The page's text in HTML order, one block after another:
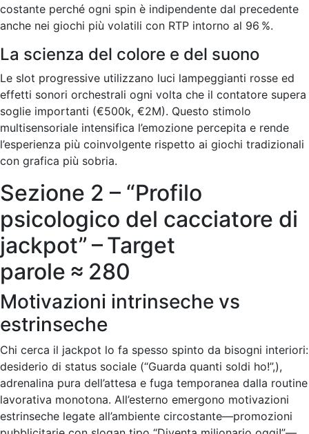
costante perché ogni spin è indipendente dal precedente
anche nei giochi più volatili con RTP intorno al 96 %.
La scienza del colore e del suono
Le slot progressive utilizzano luci lampeggianti rosse ed
effetti sonori orchestrali ogni volta che il contatore supera
soglie importanti (€500k, €2M). Questo stimolo
multisensoriale intensifica l’emozione percepita e rende
l’esperienza più coinvolgente rispetto ai giochi tradizionali
con grafica più sobria.
Sezione 2 – “Profilo
psicologico del cacciatore di
jackpot” – Target
parole ≈ 280
Motivazioni intrinseche vs
estrinseche
Chi cerca il jackpot lo fa spesso spinto da bisogni interiori:
desiderio di status sociale (“Guarda quanti soldi ho!”,),
adrenalina pura dell’attesa e fuga temporanea dalla routine
lavorativa monotona. All’esterno emergono motivazioni
estrinseche legate all’ambiente circostante—promozioni